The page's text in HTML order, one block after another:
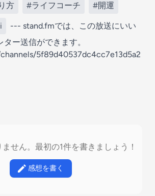
方 #ライフコーチ #開運
--- stand.fmでは、この放送にいい
ー送信ができます。
5f89d40537dc4cc7e13d5a2
せん。最初の1件を書きましょう！
感想を書く